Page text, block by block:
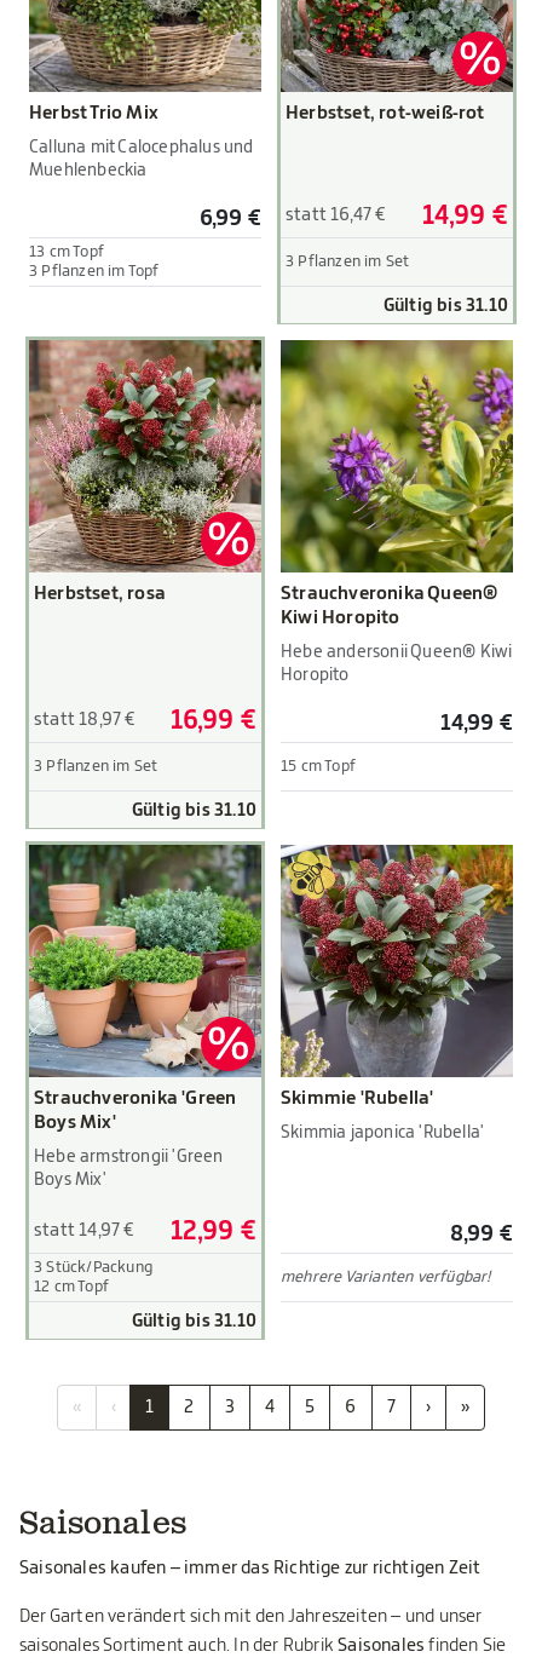
Herbst Trio Mix
Calluna mit Calocephalus und
Muehlenbeckia
6,99 €
13 cm Topf
3 Pflanzen im Topf
Herbstset, rot-weiß-rot
statt 16,47 € 14,99 €
3 Pflanzen im Set
Gültig bis 31.10
Herbstset, rosa
statt 18,97 € 16,99 €
3 Pflanzen im Set
Gültig bis 31.10
Strauchveronika Queen®
Kiwi Horopito
Hebe andersonii Queen® Kiwi
Horopito
14,99 €
15 cm Topf
Strauchveronika 'Green
Boys Mix'
Hebe armstrongii 'Green
Boys Mix'
statt 14,97 € 12,99 €
3 Stück/Packung
12 cm Topf
Gültig bis 31.10
Skimmie 'Rubella'
Skimmia japonica 'Rubella'
8,99 €
mehrere Varianten verfügbar!
« ‹ 1 2 3 4 5 6 7 › »
Saisonales
Saisonales kaufen – immer das Richtige zur richtigen Zeit
Der Garten verändert sich mit den Jahreszeiten – und unser
saisonales Sortiment auch. In der RubrikSaisonales finden Sie